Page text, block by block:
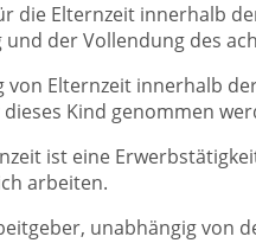
die Elternzeit innerhalb
der Vollendung des
von Elternzeit innerhalb
dieses Kind genommen
ist eine
arbeiten.
unabhängig von